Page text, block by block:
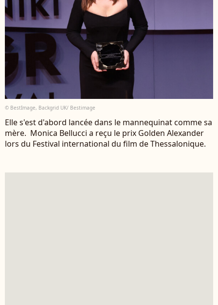
© BestImage, Backgrid UK/ Bestimage
Elle s'est d'abord lancée dans le mannequinat comme sa
mère. Monica Bellucci a reçu le prix Golden Alexander
lors du Festival international du film de Thessalonique.